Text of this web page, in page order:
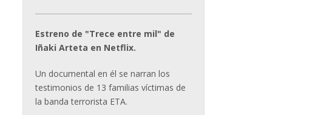
Estreno de "Trece entre mil" de
Iñaki Arteta en Netflix.
Un documental en él se narran los
testimonios de 13 familias víctimas de
la banda terrorista ETA.